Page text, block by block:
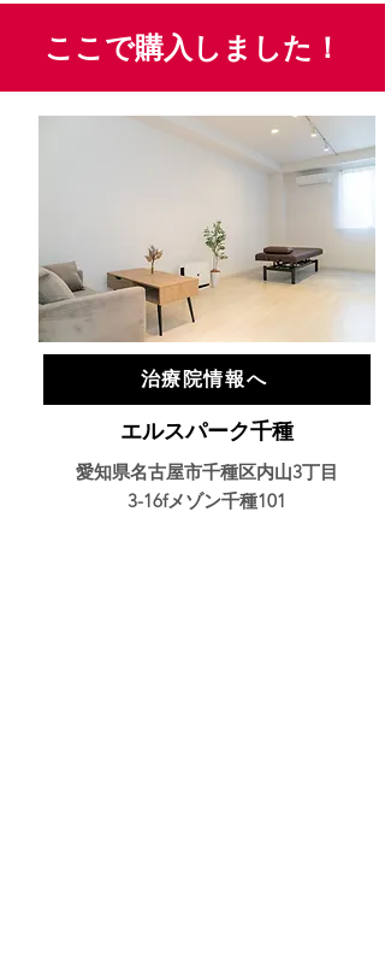
ここで購入しました！
治療院情報へ
エルスパーク千種
愛知県名古屋市千種区内山3丁目
3-16fメゾン千種101